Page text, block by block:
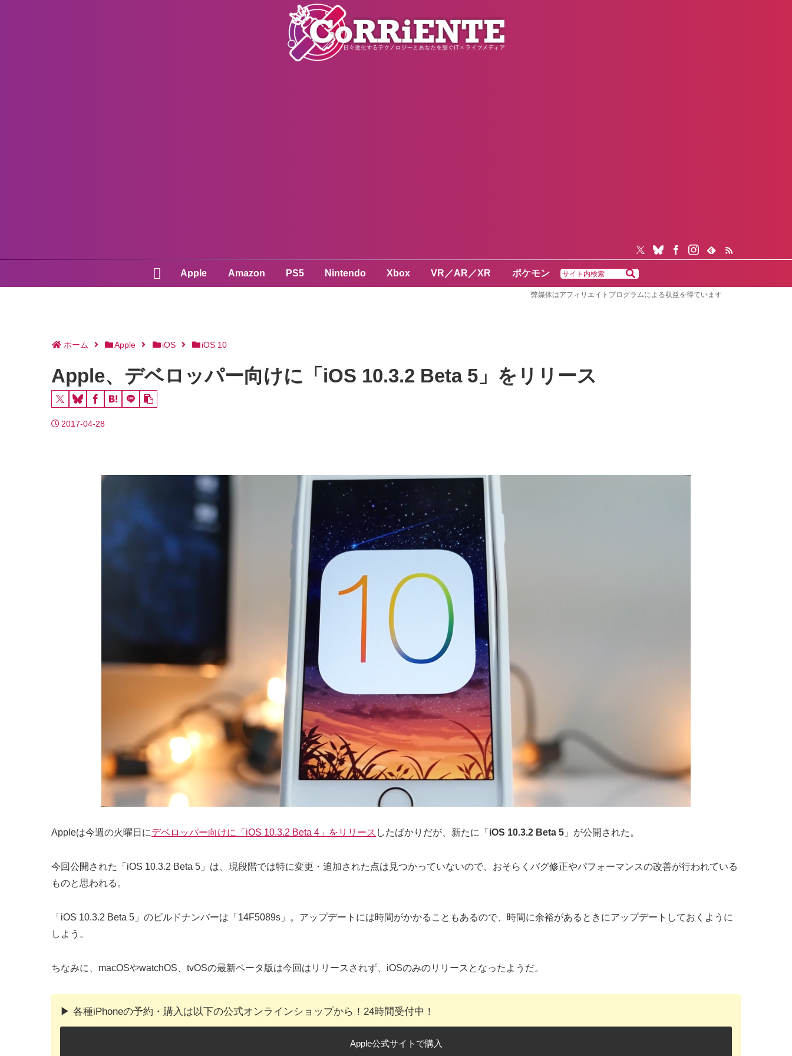
Apple Amazon PS5 Nintendo Xbox VR／AR／XR ポケモン
弊媒体はアフィリエイトプログラムによる収益を得ています
ホーム Apple iOS iOS 10
Apple、デベロッパー向けに「iOS 10.3.2 Beta 5」をリリース
2017-04-28
Appleは今週の火曜日にデベロッパー向けに「iOS 10.3.2 Beta 4」をリリース したばかりだが、新たに「 iOS 10.3.2 Beta 5 」が公開された。
今回公開された「iOS 10.3.2 Beta 5」は、現段階では特に変更・追加された点は見つかっていないので、おそらくバグ修正やパフォーマンスの改善が行われている
ものと思われる。
「iOS 10.3.2 Beta 5」のビルドナンバーは「14F5089s」。アップデートには時間がかかることもあるので、時間に余裕があるときにアップデートしておくように
しよう。
ちなみに、macOSやwatchOS、tvOSの最新ベータ版は今回はリリースされず、iOSのみのリリースとなったようだ。
▶︎ 各種iPhoneの予約・購入は以下の公式オンラインショップから！24時間受付中！
Apple公式サイトで購入